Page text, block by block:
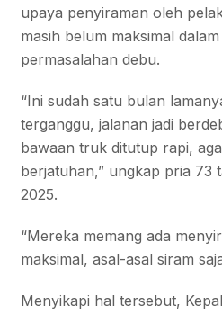
upaya penyiraman oleh
masih belum maksimal
permasalahan debu.
“Ini sudah satu bulan
terganggu, jalanan jadi
bawaan truk ditutup rapi,
berjatuhan,” ungkap pria 73
2025.
“Mereka memang ada
maksimal, asal-asal siram
Menyikapi hal tersebut,